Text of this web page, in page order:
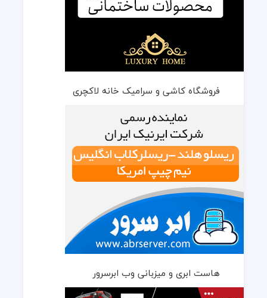
فروشگاه کاشی و سرامیک خانه لاکچری
هاست ابری و میزبانی وب ابرسرور